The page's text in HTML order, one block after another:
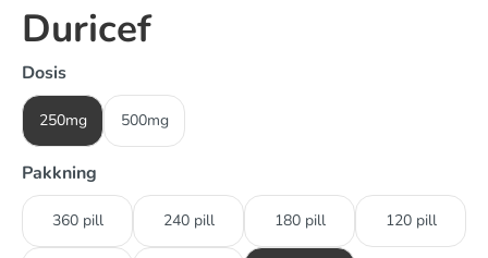
Duricef
Dosis
250mg 500mg
Pakkning
360 pill 240 pill 180 pill 120 pill